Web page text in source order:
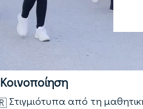
Κοινοποίηση
Στιγμιότυπα από τη